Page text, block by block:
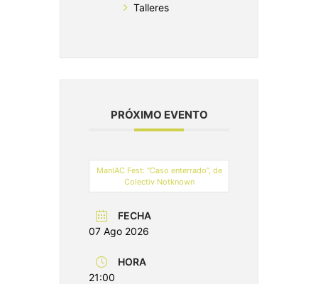
Talleres
PRÓXIMO EVENTO
ManIAC Fest: “Caso enterrado”, de
Colectiv Notknown
FECHA
07 Ago 2026
HORA
21:00